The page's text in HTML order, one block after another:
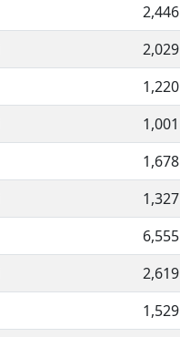
2,446
2,029
1,220
1,001
1,678
1,327
6,555
2,619
1,529